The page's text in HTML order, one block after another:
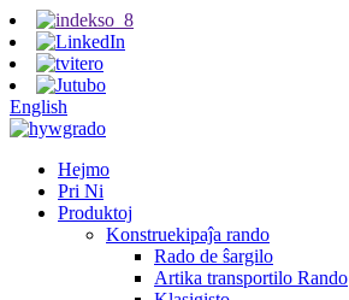
English
Hejmo
Pri Ni
Produktoj
Konstruekipaĵa rando
Rado de ŝargilo
Artika transportilo Rando